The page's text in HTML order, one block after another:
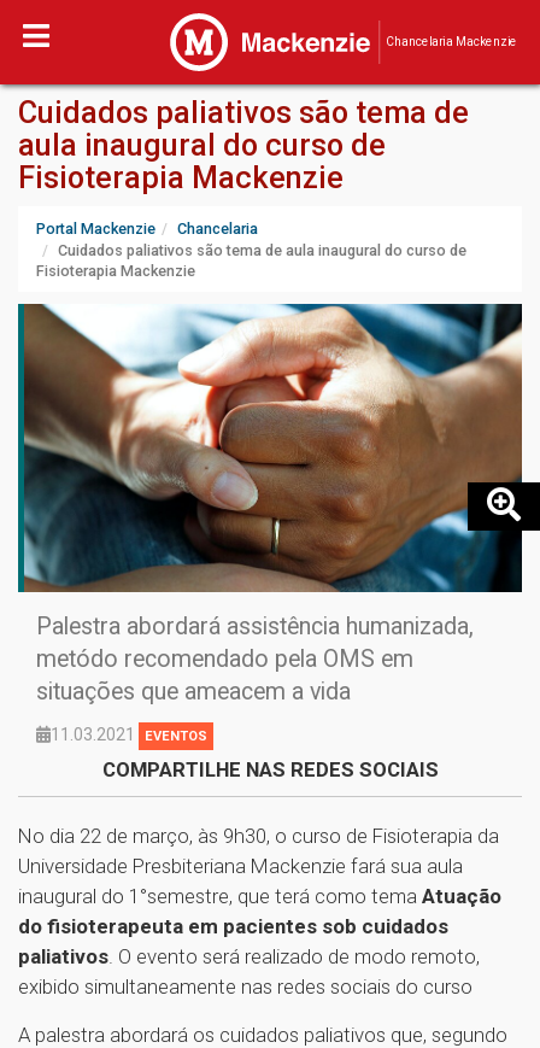
Chancelaria Mackenzie
Cuidados paliativos são tema de
aula inaugural do curso de
Fisioterapia Mackenzie
Portal Mackenzie
Chancelaria
Cuidados paliativos são tema de aula inaugural do curso de
Fisioterapia Mackenzie
Palestra abordará assistência humanizada,
metódo recomendado pela OMS em
situações que ameacem a vida
11.03.2021 EVENTOS
COMPARTILHE NAS REDES SOCIAIS
No dia 22 de março, às 9h30, o curso de Fisioterapia da
Universidade Presbiteriana Mackenzie fará sua aula
inaugural do 1°semestre, que terá como tema Atuação
do fisioterapeuta em pacientes sob cuidados
paliativos . O evento será realizado de modo remoto,
exibido simultaneamente nas redes sociais do curso
A palestra abordará os cuidados paliativos que, segundo